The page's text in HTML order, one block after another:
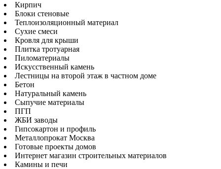
Кирпич
Блоки стеновые
Теплоизоляционный материал
Сухие смеси
Кровля для крыши
Плитка тротуарная
Пиломатериалы
Искусственный камень
Лестницы на второй этаж в частном доме
Бетон
Натуральный камень
Сыпучие материалы
ПГП
ЖБИ заводы
Гипсокартон и профиль
Металлопрокат Москва
Готовые проекты домов
Интернет магазин строительных материалов
Камины и печи